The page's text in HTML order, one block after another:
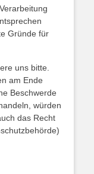
Gründe für
uns bitte.
am Ende
Beschwerde
würden
das Recht